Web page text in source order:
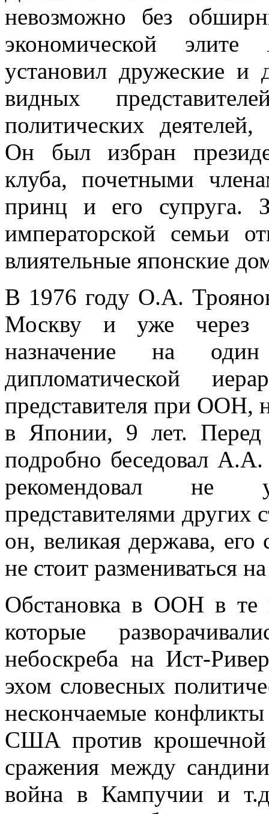
невозможно без
экономической
установил дружеские и
видных
политических деятелей,
Он был избран
клуба, почетными
принц и его супруга.
императорской семьи
влиятельные японские
В 1976 году О.А.
Москву и уже через
назначение на
дипломатической
представителя при ООН,
в Японии, 9 лет.
подробно беседовал
рекомендовал не
представителями других
он, великая держава,
не стоит размениваться
Обстановка в ООН в те
которые
небоскреба на Ист-
эхом словесных
нескончаемые
США против крошечной
сражения между
война в Кампучии и